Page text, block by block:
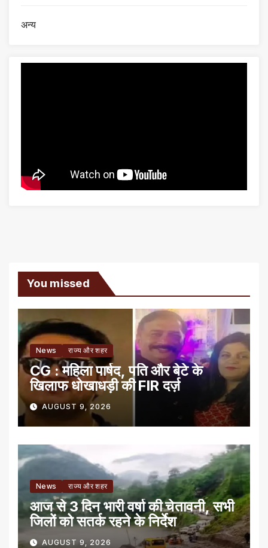
अन्य
You missed
News राज्य और शहर
CG : महिला पार्षद, पति और बेटे के
खिलाफ धोखाधड़ी की FIR दर्ज़
AUGUST 9, 2026
News राज्य और शहर
आज से 3 दिन भारी वर्षा की चेतावनी, सभी
जिलों को सतर्क रहने के निर्देश
AUGUST 9, 2026